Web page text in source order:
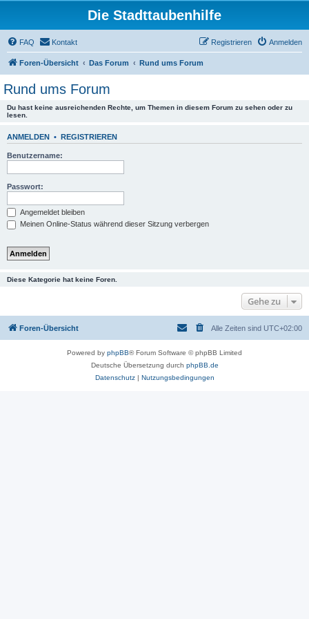
Die Stadttaubenhilfe
FAQ Kontakt Anmelden
Registrieren
Foren-Übersicht Das Forum Rund ums Forum
Rund ums Forum
Du hast keine ausreichenden Rechte, um Themen in diesem Forum zu sehen oder zu
lesen.
ANMELDEN • REGISTRIEREN
Benutzername:
Passwort:
Angemeldet bleiben
Meinen Online-Status während dieser Sitzung verbergen
Diese Kategorie hat keine Foren.
Gehe zu
Foren-Übersicht Alle Zeiten sind UTC+02:00
Powered by phpBB® Forum Software © phpBB Limited
Deutsche Übersetzung durch phpBB.de
Datenschutz| Nutzungsbedingungen